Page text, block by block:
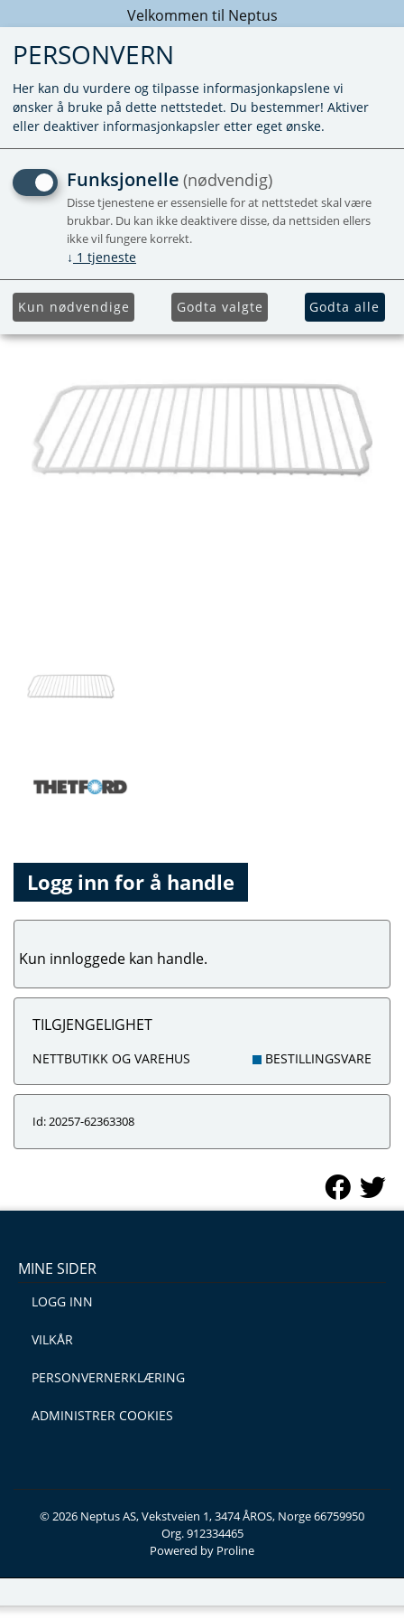
Velkommen til Neptus
HYLLE FRYSER I KJØLESKAP
N145A
Forhåndsbestill
Logg inn for å handle
Kun innloggede kan handle.
TILGJENGELIGHET
NETTBUTIKK OG VAREHUS BESTILLINGSVARE
Id: 20257-62363308
MINE SIDER
LOGG INN
VILKÅR
PERSONVERNERKLÆRING
ADMINISTRER COOKIES
© 2026 Neptus AS, Vekstveien 1, 3474 ÅROS, Norge 66759950
Org. 912334465
Powered by Proline
PERSONVERN
Her kan du vurdere og tilpasse informasjonkapslene vi
ønsker å bruke på dette nettstedet. Du bestemmer! Aktiver
eller deaktiver informasjonkapsler etter eget ønske.
Funksjonelle (nødvendig)
Disse tjenestene er essensielle for at nettstedet skal være
brukbar. Du kan ikke deaktivere disse, da nettsiden ellers
ikke vil fungere korrekt.
↓ 1 tjeneste
Kun nødvendige Godta valgte Godta alle